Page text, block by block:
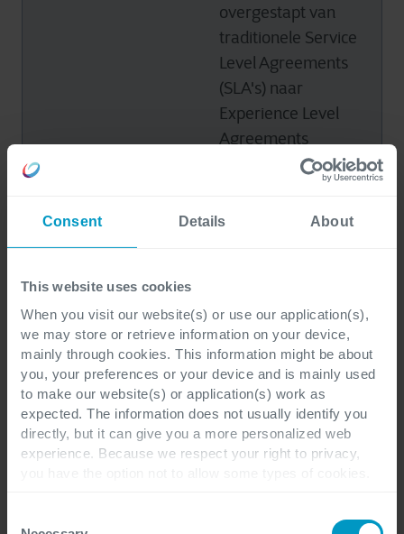
Consent Details About
This website uses cookies
When you visit our website(s) or use our application(s),
we may store or retrieve information on your device,
mainly through cookies. This information might be about
you, your preferences or your device and is mainly used
to make our website(s) or application(s) work as
expected. The information does not usually identify you
directly, but it can give you a more personalized web
experience. Because we respect your right to privacy,
overgestapt van
traditionele Service
Level Agreements
(SLA's) naar
Experience Level
Agreements
Level 400
Voorspelbaar
levenscyclusbeheer
werkplekbeheer.
Bepaalde processen
zijn
geautomatiseerd
en sommige
gebieden zijn
overgestapt van